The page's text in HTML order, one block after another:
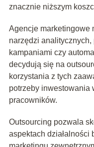
znacznie niższym
Agencje marketingowe
narzędzi
kampaniami czy
decydują się na
korzystania z tych
potrzeby inwestowania
pracowników.
Outsourcing pozwala
aspektach